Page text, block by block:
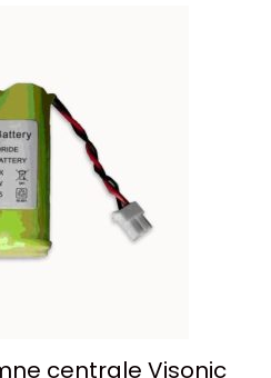
centrale Visonic